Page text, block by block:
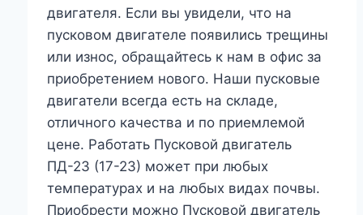
двигателя. Если вы увидели, что на
пусковом двигателе появились трещины
или износ, обращайтесь к нам в офис за
приобретением нового. Наши пусковые
двигатели всегда есть на складе,
отличного качества и по приемлемой
цене. Работать Пусковой двигатель
ПД-23 (17-23) может при любых
температурах и на любых видах почвы.
Приобрести можно Пусковой двигатель